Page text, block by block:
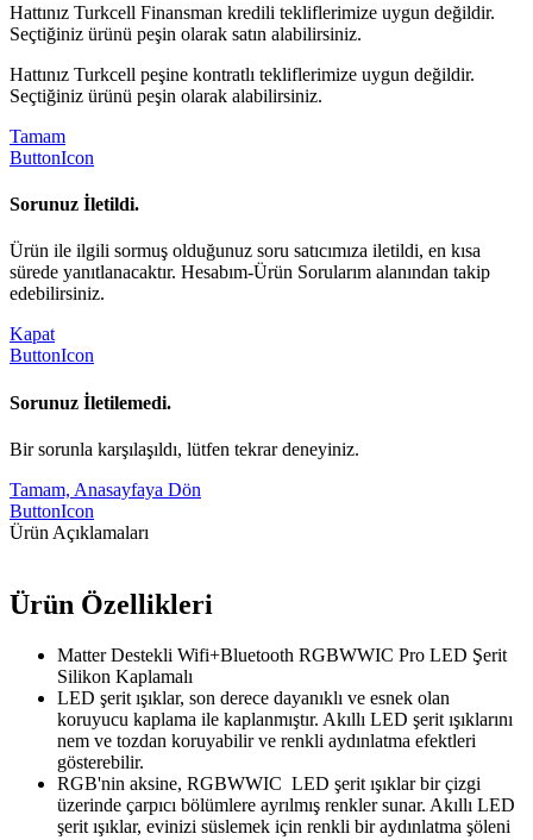
Hattınız Turkcell Finansman kredili tekliflerimize uygun değildir.
Seçtiğiniz ürünü peşin olarak satın alabilirsiniz.
Hattınız Turkcell peşine kontratlı tekliflerimize uygun değildir.
Seçtiğiniz ürünü peşin olarak alabilirsiniz.
Tamam
ButtonIcon
Sorunuz İletildi.
Ürün ile ilgili sormuş olduğunuz soru satıcımıza iletildi, en kısa
sürede yanıtlanacaktır. Hesabım-Ürün Sorularım alanından takip
edebilirsiniz.
Kapat
ButtonIcon
Sorunuz İletilemedi.
Bir sorunla karşılaşıldı, lütfen tekrar deneyiniz.
Tamam, Anasayfaya Dön
ButtonIcon
Ürün Açıklamaları
Ürün Özellikleri
Matter Destekli Wifi+Bluetooth RGBWWIC Pro LED Şerit
Silikon Kaplamalı
LED şerit ışıklar, son derece dayanıklı ve esnek olan
koruyucu kaplama ile kaplanmıştır. Akıllı LED şerit ışıklarını
nem ve tozdan koruyabilir ve renkli aydınlatma efektleri
gösterebilir.
RGB'nin aksine, RGBWWIC LED şerit ışıklar bir çizgi
üzerinde çarpıcı bölümlere ayrılmış renkler sunar. Akıllı LED
şerit ışıklar, evinizi süslemek için renkli bir aydınlatma şöleni